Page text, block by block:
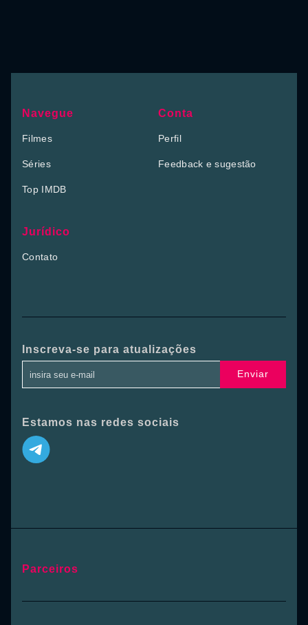
Navegue
Filmes
Séries
Top IMDB
Conta
Perfil
Feedback e sugestão
Jurídico
Contato
Inscreva-se para atualizações
Enviar
Estamos nas redes sociais
Parceiros